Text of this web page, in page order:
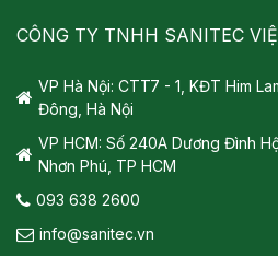
CÔNG TY TNHH SANITEC
VP Hà Nội: CTT7 - 1, KĐT Him
Đông, Hà Nội
VP HCM: Số 240A Dương Đình
Nhơn Phú, TP HCM
093 638 2600
info@sanitec.vn